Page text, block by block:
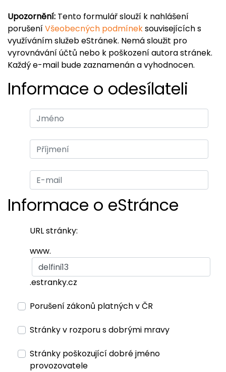
Upozornění: Tento formulář slouží k nahlášení
porušeníVšeobecných podmíneksouvisejících s
využíváním služeb eStránek. Nemá sloužit pro
vyrovnávání účtů nebo k poškození autora stránek.
Každý e-mail bude zaznamenán a vyhodnocen.
Informace o odesílateli
Informace o eStránce
URL stránky:
www.
.estranky.cz
Porušení zákonů platných v ČR
Stránky v rozporu s dobrými mravy
Stránky poškozující dobré jméno
provozovatele